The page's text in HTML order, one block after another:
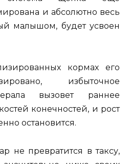
и абсолютно весь
малышом, будет усвоен
кормах его
избыточное
вызовет раннее
конечностей, и рост
остановится.
не превратится в таксу,